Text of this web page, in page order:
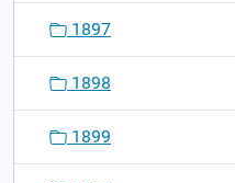
1897
1898
1899